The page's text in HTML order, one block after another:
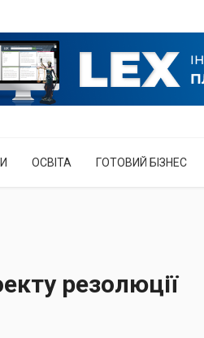
ОСВІТА ГОТОВИЙ БІЗНЕС
резолюції